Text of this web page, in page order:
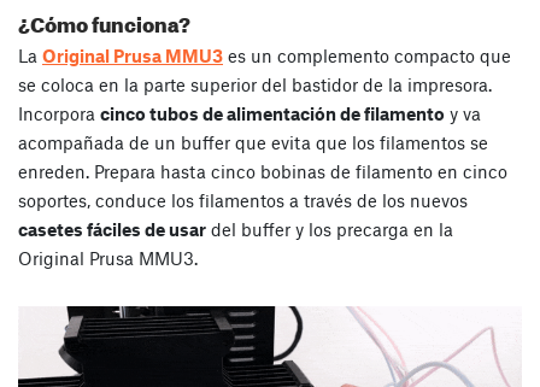
¿Cómo funciona?
La Original Prusa MMU3 es un complemento compacto que
se coloca en la parte superior del bastidor de la impresora.
Incorpora cinco tubos de alimentación de filamento y va
acompañada de un buffer que evita que los filamentos se
enreden. Prepara hasta cinco bobinas de filamento en cinco
soportes, conduce los filamentos a través de los nuevos
casetes fáciles de usar del buffer y los precarga en la
Original Prusa MMU3.